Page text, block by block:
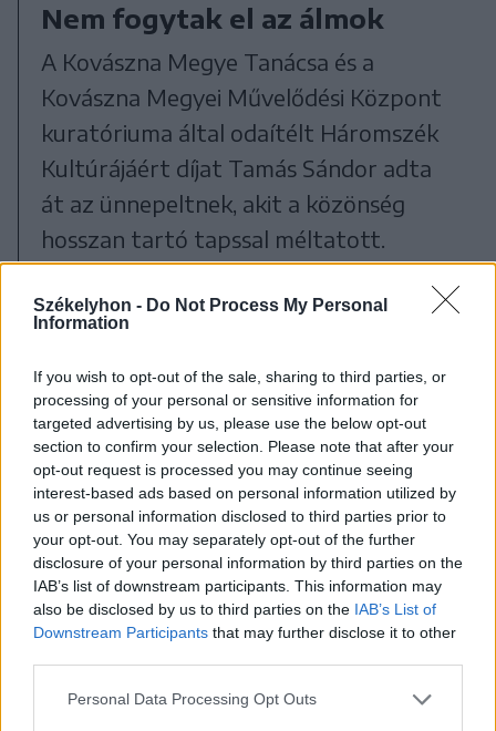
Székelyhon - Do Not Process My Personal
Information
If you wish to opt-out of the sale, sharing to third parties, or
processing of your personal or sensitive information for
targeted advertising by us, please use the below opt-out
section to confirm your selection. Please note that after your
opt-out request is processed you may continue seeing
interest-based ads based on personal information utilized by
us or personal information disclosed to third parties prior to
your opt-out. You may separately opt-out of the further
disclosure of your personal information by third parties on the
IAB’s list of downstream participants. This information may
also be disclosed by us to third parties on the IAB’s List of
Downstream Participants that may further disclose it to other
Personal Data Processing Opt Outs
Nem fogytak el az álmok
A Kovászna Megye Tanácsa és a
Kovászna Megyei Művelődési Központ
kuratóriuma által odaítélt Háromszék
Kultúrájáért díjat Tamás Sándor adta
át az ünnepeltnek, akit a közönség
hosszan tartó tapssal méltatott.
és személyes emlékekkel, humorral
szülőfalujához és kultúrához fűződő
mély kapcsolatát.
Nagyon-nagyon meg vagyok
hatódva, hiszen egy életen
át a szülőföldemért, a
régióért igyekeztem
becsületesen dolgozni”